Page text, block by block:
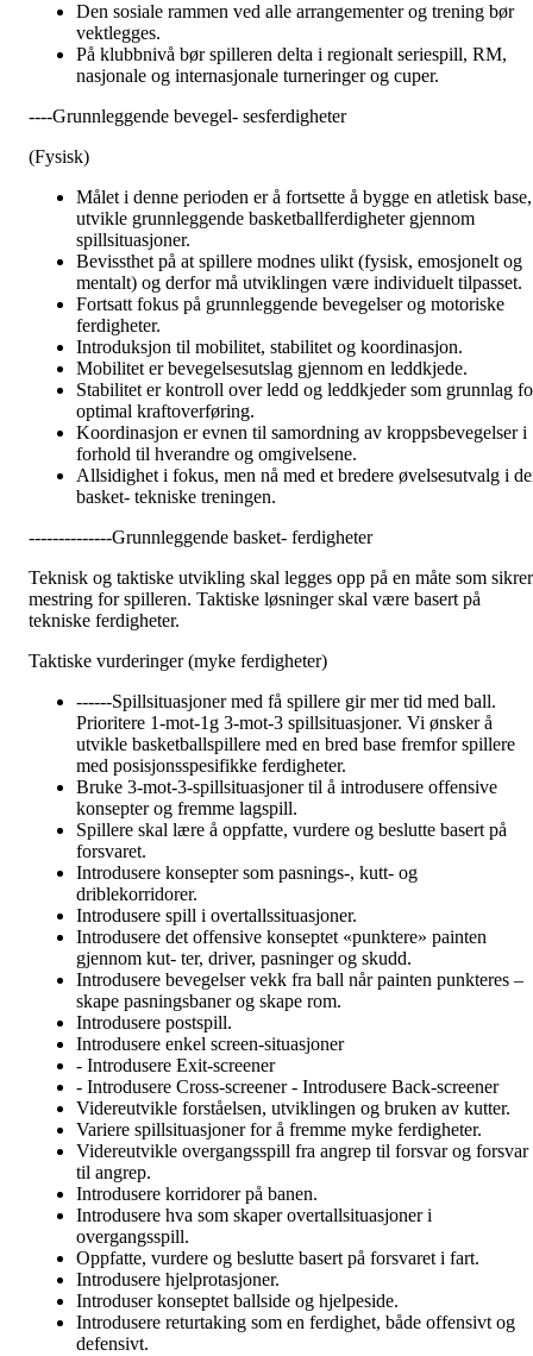
Den sosiale rammen ved alle arrangementer og trening bør
vektlegges.
På klubbnivå bør spilleren delta i regionalt seriespill, RM,
nasjonale og internasjonale turneringer og cuper.
----Grunnleggende bevegel- sesferdigheter
(Fysisk)
Målet i denne perioden er å fortsette å bygge en atletisk base,
utvikle grunnleggende basketballferdigheter gjennom
spillsituasjoner.
Bevissthet på at spillere modnes ulikt (fysisk, emosjonelt og
mentalt) og derfor må utviklingen være individuelt tilpasset.
Fortsatt fokus på grunnleggende bevegelser og motoriske
ferdigheter.
Introduksjon til mobilitet, stabilitet og koordinasjon.
Mobilitet er bevegelsesutslag gjennom en leddkjede.
Stabilitet er kontroll over ledd og leddkjeder som grunnlag
optimal kraftoverføring.
Koordinasjon er evnen til samordning av kroppsbevegelser i
forhold til hverandre og omgivelsene.
Allsidighet i fokus, men nå med et bredere øvelsesutvalg i
basket- tekniske treningen.
--------------Grunnleggende basket- ferdigheter
Teknisk og taktiske utvikling skal legges opp på en måte som sikrer
mestring for spilleren. Taktiske løsninger skal være basert på
tekniske ferdigheter.
Taktiske vurderinger (myke ferdigheter)
------Spillsituasjoner med få spillere gir mer tid med ball.
Prioritere 1-mot-1g 3-mot-3 spillsituasjoner. Vi ønsker å
utvikle basketballspillere med en bred base fremfor spillere
med posisjonsspesifikke ferdigheter.
Bruke 3-mot-3-spillsituasjoner til å introdusere offensive
konsepter og fremme lagspill.
Spillere skal lære å oppfatte, vurdere og beslutte basert på
forsvaret.
Introdusere konsepter som pasnings-, kutt- og
driblekorridorer.
Introdusere spill i overtallssituasjoner.
Introdusere det offensive konseptet «punktere» painten
gjennom kut- ter, driver, pasninger og skudd.
Introdusere bevegelser vekk fra ball når painten punkteres –
skape pasningsbaner og skape rom.
Introdusere postspill.
Introdusere enkel screen-situasjoner
- Introdusere Exit-screener
- Introdusere Cross-screener - Introdusere Back-screener
Videreutvikle forståelsen, utviklingen og bruken av kutter.
Variere spillsituasjoner for å fremme myke ferdigheter.
Videreutvikle overgangsspill fra angrep til forsvar og forsvar
til angrep.
Introdusere korridorer på banen.
Introdusere hva som skaper overtallsituasjoner i
overgangsspill.
Oppfatte, vurdere og beslutte basert på forsvaret i fart.
Introdusere hjelprotasjoner.
Introduser konseptet ballside og hjelpeside.
Introdusere returtaking som en ferdighet, både offensivt og
defensivt.